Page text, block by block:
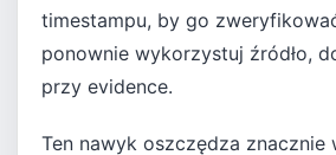
timestampu, by go
ponownie wykorzystuj źródło,
przy evidence.
Ten nawyk oszczędza znacznie